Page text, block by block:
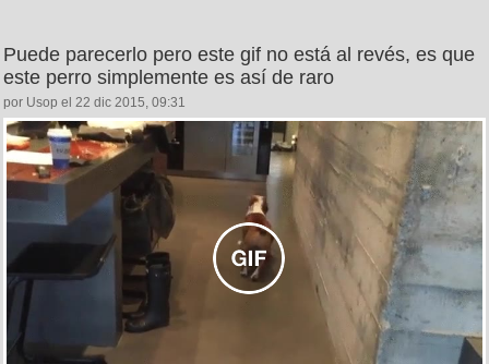
Puede parecerlo pero este gif no está al revés, es que
este perro simplemente es así de raro
por Usop el 22 dic 2015, 09:31